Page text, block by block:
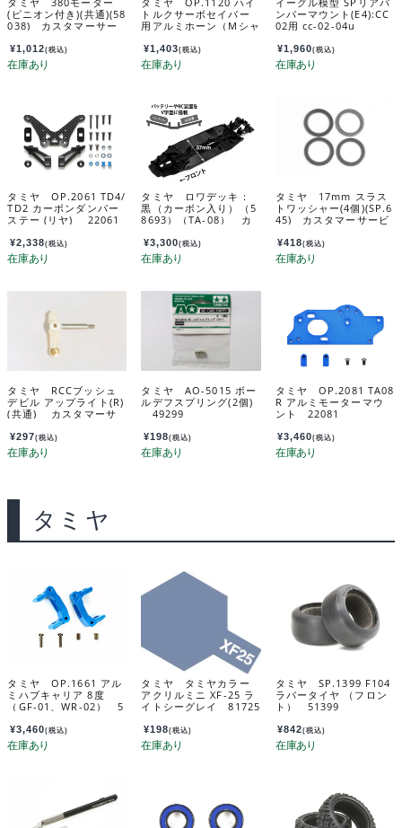
(ピニオン付き)(共通)(58
038) カスタマーサー
-020
¥1,012(税込)
トルクサーボセイバー
用アルミホーン（Mシャ
¥1,403(税込)
ンパーマウント(E4):CC
02用 cc-02-04u
¥1,960(税込)
タミヤ OP.2061 TD4/
TD2 カーボンダンパー
ステー (リヤ) 22061
¥2,338(税込)
タミヤ ロワデッキ：
黒（カーボン入り）（5
8693）（TA-08） カ
ツ 19335853-000
¥3,300(税込)
タミヤ 17mm スラス
トワッシャー(4個)(SP.6
45) カスタマーサービ
00
¥418(税込)
タミヤ RCCブッシュ
デビル アップライト(R)
(共通) カスタマーサ
07-202
¥297(税込)
タミヤ AO-5015 ボー
ルデフスプリング(2個)
49299
¥198(税込)
タミヤ OP.2081 TA08
R アルミモーターマウ
ント 22081
¥3,460(税込)
タミヤ
タミヤ OP.1661 アル
ミハブキャリア 8度
（GF-01、WR-02） 5
¥3,460(税込)
タミヤ タミヤカラー
アクリルミニ XF-25 ラ
イトシーグレイ 81725
¥198(税込)
タミヤ SP.1399 F104
ラバータイヤ （フロン
ト） 51399
¥842(税込)